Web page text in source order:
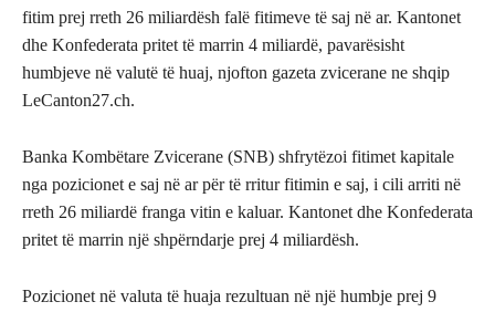
fitim prej rreth 26 miliardësh falë fitimeve të saj në ar. Kantonet
dhe Konfederata pritet të marrin 4 miliardë, pavarësisht
humbjeve në valutë të huaj, njofton gazeta zvicerane ne shqip
LeCanton27.ch.
Banka Kombëtare Zvicerane (SNB) shfrytëzoi fitimet kapitale
nga pozicionet e saj në ar për të rritur fitimin e saj, i cili arriti në
rreth 26 miliardë franga vitin e kaluar. Kantonet dhe Konfederata
pritet të marrin një shpërndarje prej 4 miliardësh.
Pozicionet në valuta të huaja rezultuan në një humbje prej 9